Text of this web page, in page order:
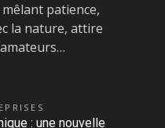
patience,
la nature, attire
: une nouvelle